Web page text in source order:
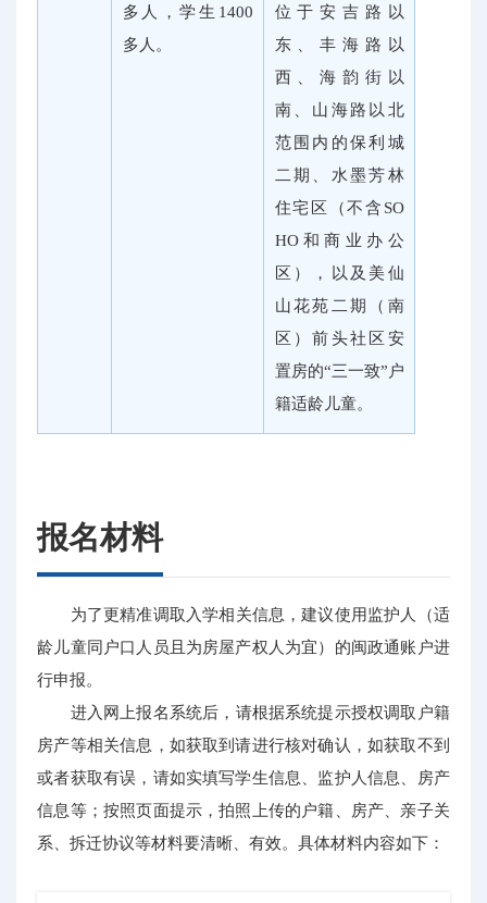
多人，学生1400
多人。
位于安吉路以
东、丰海路以
西、海韵街以
南、山海路以北
范围内的保利城
二期、水墨芳林
住宅区（不含SO
HO和商业办公
区），以及美仙
山花苑二期（南
区）前头社区安
置房的“三一致”户
籍适龄儿童。
报名材料
为了更精准调取入学相关信息，建议使用监护人（适
龄儿童同户口人员且为房屋产权人为宜）的闽政通账户进
行申报。
进入网上报名系统后，请根据系统提示授权调取户籍
房产等相关信息，如获取到请进行核对确认，如获取不到
或者获取有误，请如实填写学生信息、监护人信息、房产
信息等；按照页面提示，拍照上传的户籍、房产、亲子关
系、拆迁协议等材料要清晰、有效。具体材料内容如下：